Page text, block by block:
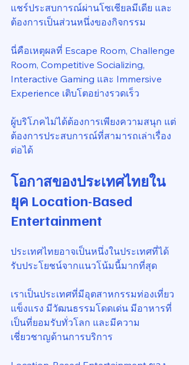
แชร์ประสบการณ์ผ่านโซเชียลมีเดีย และ
ต้องการเป็นส่วนหนึ่งของกิจกรรม
นี่คือเหตุผลที่ Escape Room, Challenge
Room, Competitive Socializing,
Interactive Gaming และ Immersive
Experience เติบโตอย่างรวดเร็ว
ผู้บริโภคไม่ได้ต้องการเพียงความสนุก แต่
ต้องการประสบการณ์ที่สามารถเล่าเรื่อง
ต่อได้
โอกาสของประเทศไทยใน
ยุค Location-Based
Entertainment
ประเทศไทยอาจเป็นหนึ่งในประเทศที่ได้
รับประโยชน์จากแนวโน้มนี้มากที่สุด
เราเป็นประเทศที่มีอุตสาหกรรมท่องเที่ยว
แข็งแรง มีวัฒนธรรมโดดเด่น มีอาหารที่
เป็นที่ยอมรับทั่วโลก และมีความ
เชี่ยวชาญด้านการบริการ